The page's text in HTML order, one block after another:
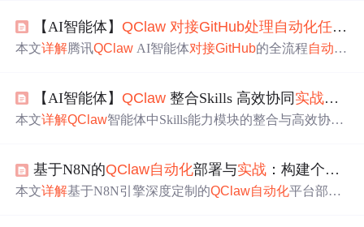
【AI智能体】 QClaw 对接GitHub处理自动化任务
本文详解腾讯QClaw AI智能体对接GitHub的全流程自动化
档生成、自动发邮件等日常任务中的应用。内容聚焦本地
化AI Agent如何通过自然语言驱动Git工作流，提升开发效
【AI智能体】 QClaw 整合Skills 高效协同 实战操作
本文详解QClaw智能体中Skills能力模块的整合与高效协同
介绍本地部署（直接放置、指令调用、对话激活、CL
I）、手动创建、魔法生成、三方社区模板（Anthropic/GitH
基于N8N的QClaw自动化部署与实战 ：构建个人效率工作流
本文详解基于N8N引擎深度定制的QClaw自动化平台部署